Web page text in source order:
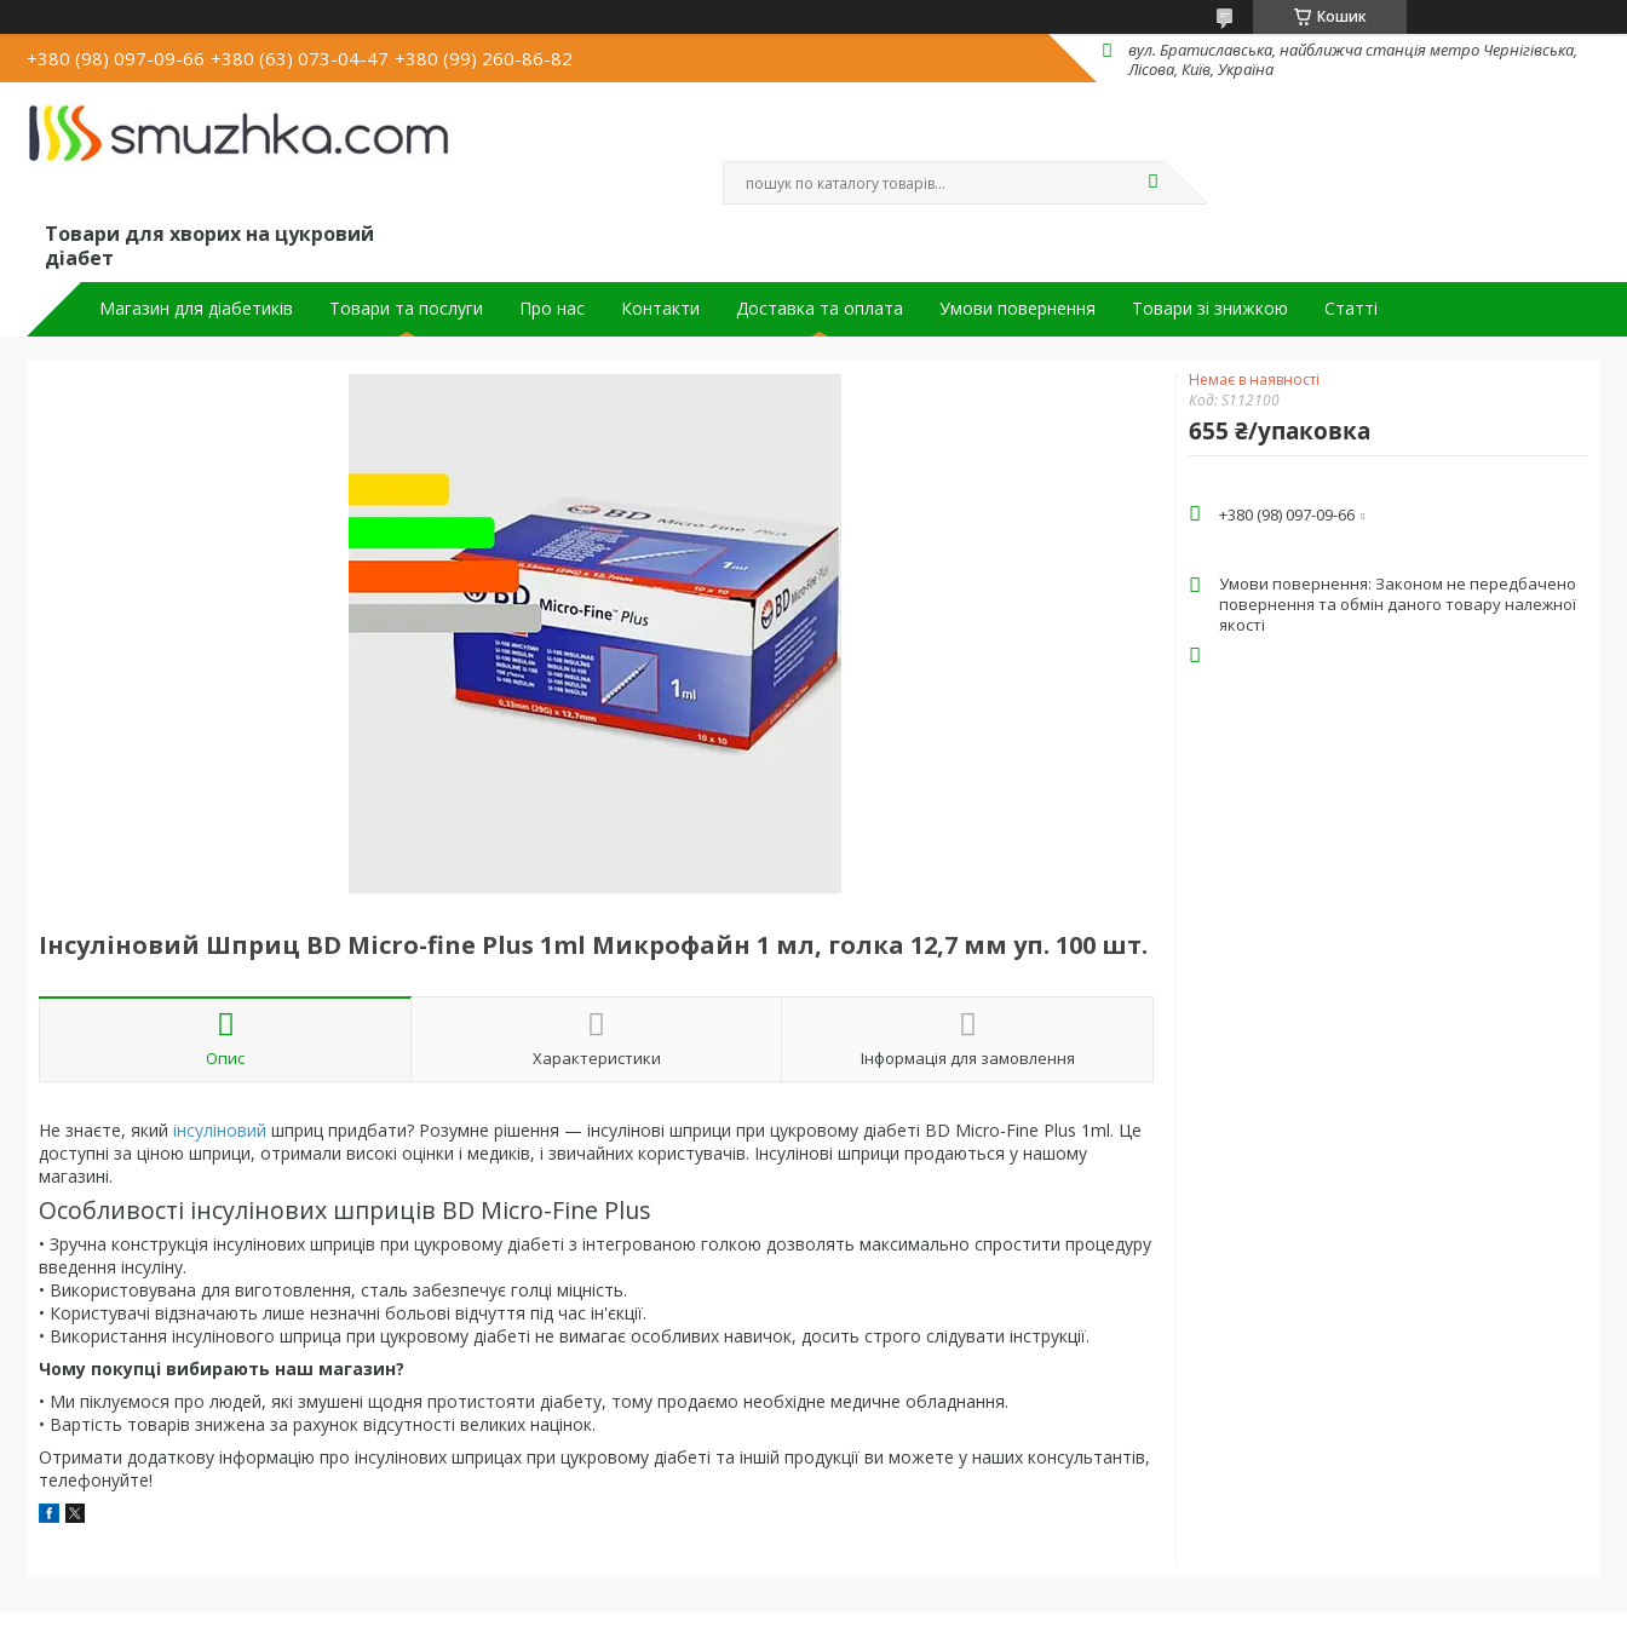
Кошик
+380 (98) 097-09-66 +380 (63) 073-04-47 +380 (99) 260-86-82
вул. Братиславська, найближча станція метро Чернігівська,
Лісова, Київ, Україна
Товари для хворих на цукровий
діабет
Магазин для діабетиків Товари та послуги Про нас Контакти Доставка та оплата Умови повернення Товари зі знижкою Статті
Інсуліновий Шприц BD Micro-fine Plus 1ml Микрофайн 1 мл, голка 12,7 мм уп. 100 шт.
Опис Характеристики Інформація для замовлення
Не знаєте, який інсуліновий шприц придбати? Розумне рішення — інсулінові шприци при цукровому діабеті BD Micro-Fine Plus 1ml. Це
доступні за ціною шприци, отримали високі оцінки і медиків, і звичайних користувачів. Інсулінові шприци продаються у нашому
магазині.
Особливості інсулінових шприців BD Micro-Fine Plus
• Зручна конструкція інсулінових шприців при цукровому діабеті з інтегрованою голкою дозволять максимально спростити процедуру
введення інсуліну.
• Використовувана для виготовлення, сталь забезпечує голці міцність.
• Користувачі відзначають лише незначні больові відчуття під час ін'єкції.
• Використання інсулінового шприца при цукровому діабеті не вимагає особливих навичок, досить строго слідувати інструкції.
Чому покупці вибирають наш магазин?
• Ми піклуємося про людей, які змушені щодня протистояти діабету, тому продаємо необхідне медичне обладнання.
• Вартість товарів знижена за рахунок відсутності великих націнок.
Отримати додаткову інформацію про інсулінових шприцах при цукровому діабеті та іншій продукції ви можете у наших консультантів,
телефонуйте!
Немає в наявності
Код:S112100
655 ₴/упаковка
+380 (98) 097-09-66
Законом не передбачено
повернення та обмін даного товару належної
якості